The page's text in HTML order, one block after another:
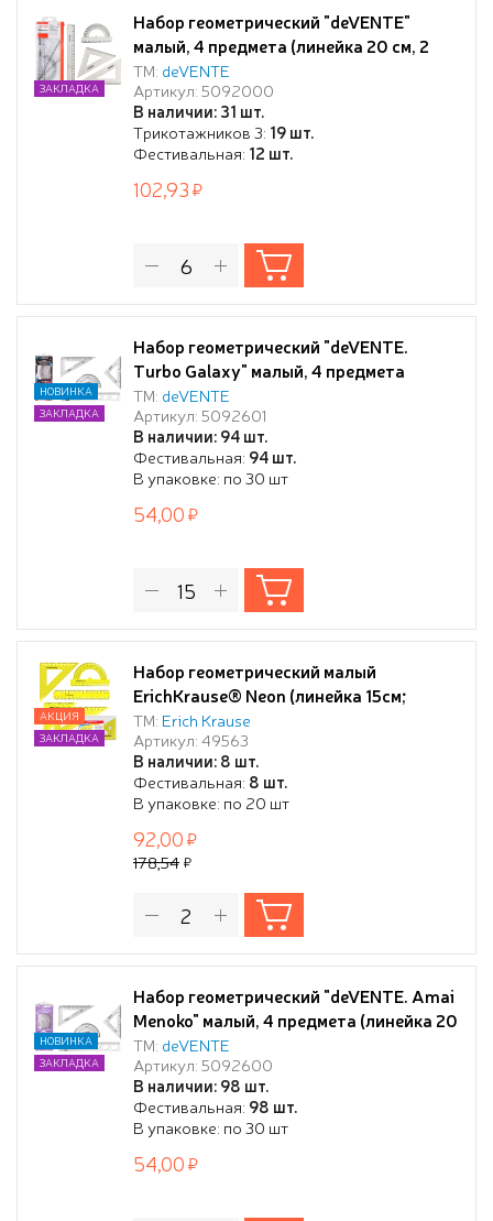
Набор геометрический "deVENTE"
малый, 4 предмета (линейка 20 см, 2
угольника, транспортир), прозрачный
пластик shatterproof, в ПВХ чехле с
европодвесом и боковой молнией
ТМ: deVENTE
Артикул: 5092000
В наличии: 31 шт.
Трикотажников 3: 19 шт.
Фестивальная: 12 шт.
ЗАКЛАДКА
102,93
Набор геометрический "deVENTE.
Turbo Galaxy" малый, 4 предмета
(линейка 20 см с волнистым краем и
трафаретами окружностей, 2
угольника, транспортир 180°),
прозрачный, в пластиковой упаковке
ТМ: deVENTE
Артикул: 5092601
В наличии: 94 шт.
Фестивальная: 94 шт.
В упаковке: по 30 шт
НОВИНКА
ЗАКЛАДКА
54,00
Набор геометрический малый
ErichKrause® Neon (линейка 15см;
угольник 7см, угольник 9см, угольник
13см, транспортир), желтый, в zip
пакете
ТМ: Erich Krause
Артикул: 49563
В наличии: 8 шт.
Фестивальная: 8 шт.
В упаковке: по 20 шт
АКЦИЯ
ЗАКЛАДКА
92,00
178,54
Набор геометрический "deVENTE. Amai
Menoko" малый, 4 предмета (линейка 20
см с волнистым краем и трафаретами
окружностей, 2 угольника,
транспортир 180°), прозрачный, в
пластиковой упаковке
ТМ: deVENTE
Артикул: 5092600
В наличии: 98 шт.
Фестивальная: 98 шт.
В упаковке: по 30 шт
НОВИНКА
ЗАКЛАДКА
54,00